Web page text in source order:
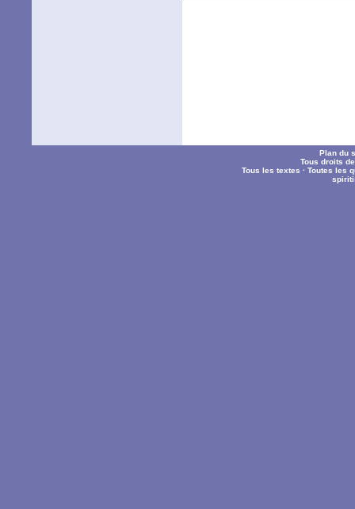
Plan du
Tous droits
Tous les textes ·Toutes les